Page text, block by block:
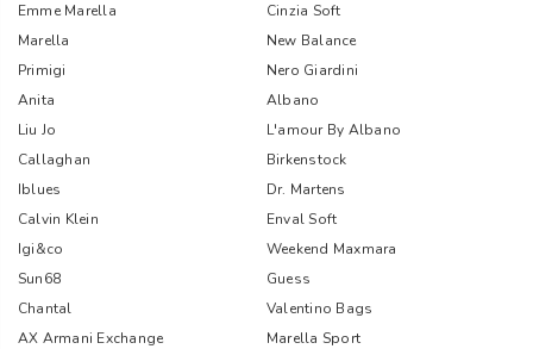
Emme Marella
Cinzia Soft
Marella
New Balance
Primigi
Nero Giardini
Anita
Albano
Liu Jo
L'amour By Albano
Callaghan
Birkenstock
Iblues
Dr. Martens
Calvin Klein
Enval Soft
Igi&co
Weekend Maxmara
Sun68
Guess
Chantal
Valentino Bags
AX Armani Exchange
Marella Sport